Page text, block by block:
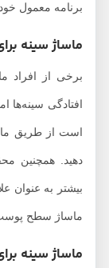
برنامه معمول خود قرار
ماساژ سینه برای
برخی از افراد
افتادگی سینه‌ها
است از طریق ماساژ
دهید. همچنین محققان
بیشتر به عنوان
ماساژ سطح پوست
ماساژ سینه برای